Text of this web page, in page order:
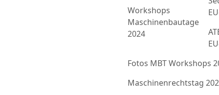
Workshops
Maschinenbautage
2024
Fotos MBT Workshops
Maschinenrechtstag